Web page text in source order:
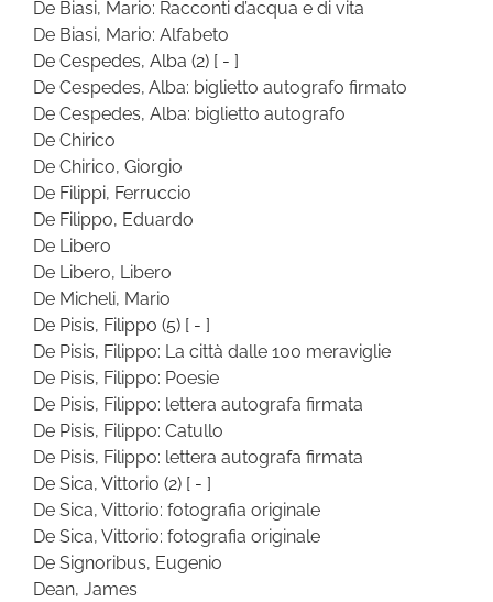
De Biasi, Mario: Racconti d’acqua e di vita
De Biasi, Mario: Alfabeto
De Cespedes, Alba (2) [ - ]
De Cespedes, Alba: biglietto autografo firmato
De Cespedes, Alba: biglietto autografo
De Chirico
De Chirico, Giorgio
De Filippi, Ferruccio
De Filippo, Eduardo
De Libero
De Libero, Libero
De Micheli, Mario
De Pisis, Filippo (5) [ - ]
De Pisis, Filippo: La città dalle 100 meraviglie
De Pisis, Filippo: Poesie
De Pisis, Filippo: lettera autografa firmata
De Pisis, Filippo: Catullo
De Pisis, Filippo: lettera autografa firmata
De Sica, Vittorio (2) [ - ]
De Sica, Vittorio: fotografia originale
De Sica, Vittorio: fotografia originale
De Signoribus, Eugenio
Dean, James